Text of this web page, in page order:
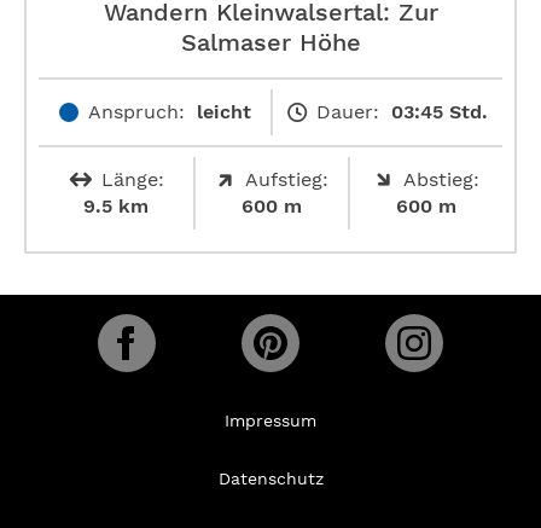
Wandern Kleinwalsertal: Zur
Salmaser Höhe
Anspruch: leicht Dauer: 03:45 Std.
Länge:
9.5 km
Aufstieg:
600 m
Abstieg:
600 m
Impressum
Datenschutz